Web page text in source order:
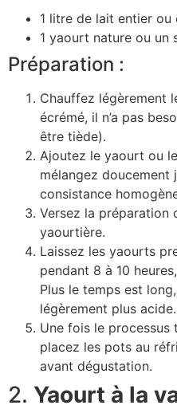
1 litre de lait entier ou
1 yaourt nature ou un
Préparation :
Chauffez légèrement
écrémé, il n’a pas
être tiède).
Ajoutez le yaourt ou
mélangez doucement
consistance
Versez la préparation
yaourtière.
Laissez les yaourts
pendant 8 à 10
Plus le temps est
légèrement plus acide.
Une fois le processus
placez les pots au
avant dégustation.
2. Yaourt à la